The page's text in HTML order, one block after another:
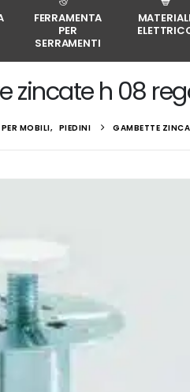
FERRAMENTA
PER
SERRAMENTI
zincate h 08
MOBILI, PIEDINI GAMBETTE